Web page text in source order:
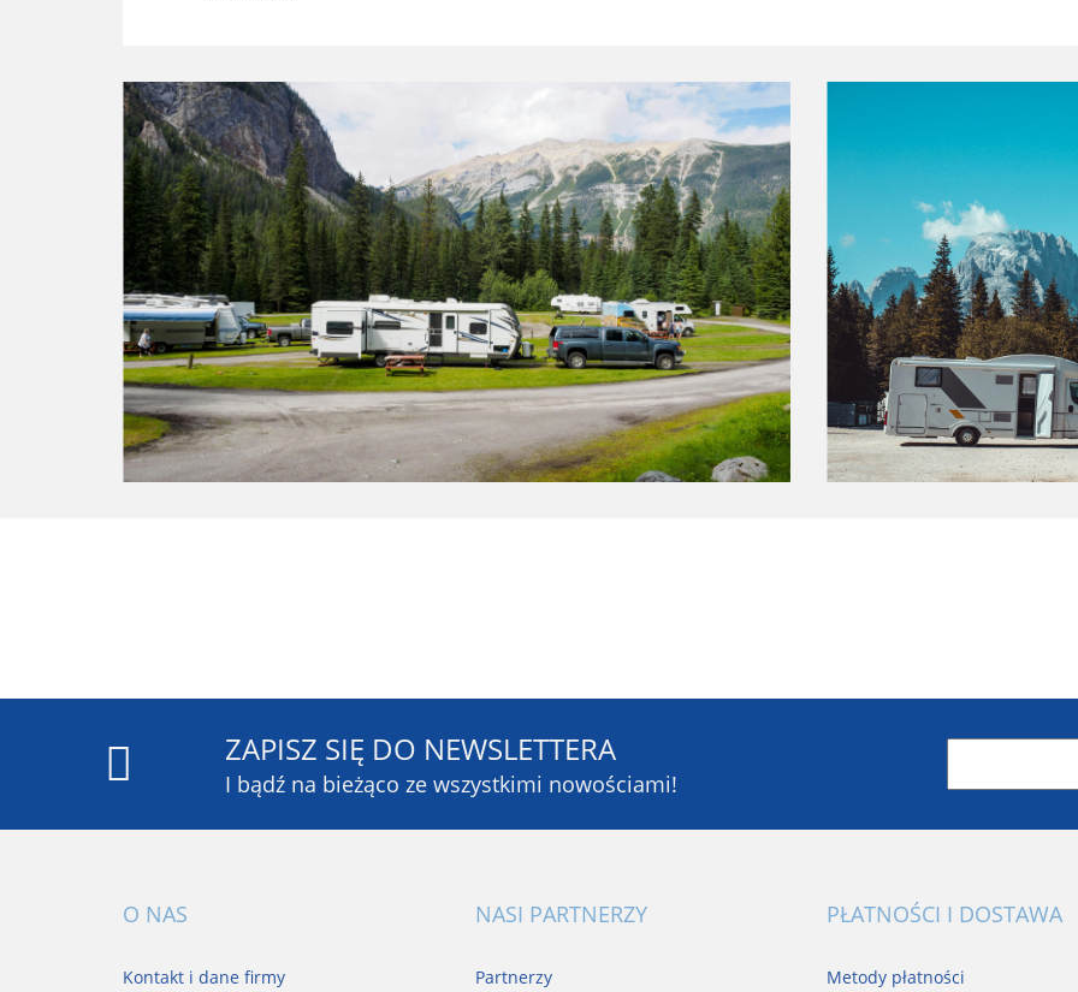
BR-Systems
ZAPISZ SIĘ DO NEWSLETTERA
I bądź na bieżąco ze wszystkimi nowościami!
O NAS
Kontakt i dane firmy
NASI PARTNERZY
Partnerzy
PŁATNOŚCI I DOSTAWA
Metody płatności